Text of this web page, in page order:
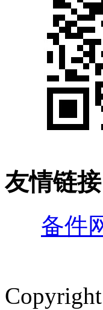
友情链接
备件